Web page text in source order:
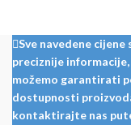
Sve navedene
preciznije
možemo garantirati
dostupnosti
kontaktirajte nas